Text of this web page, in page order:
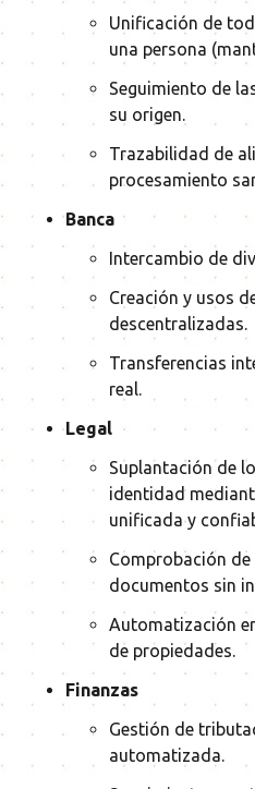
Unificación de
una persona
Seguimiento de
su origen.
Trazabilidad de
procesamiento
Banca
Intercambio de
Creación y usos
descentralizadas.
Transferencias
real.
Legal
Suplantación de
identidad
unificada y
Comprobación
documentos sin
Automatización
de propiedades.
Finanzas
Gestión de
automatizada.